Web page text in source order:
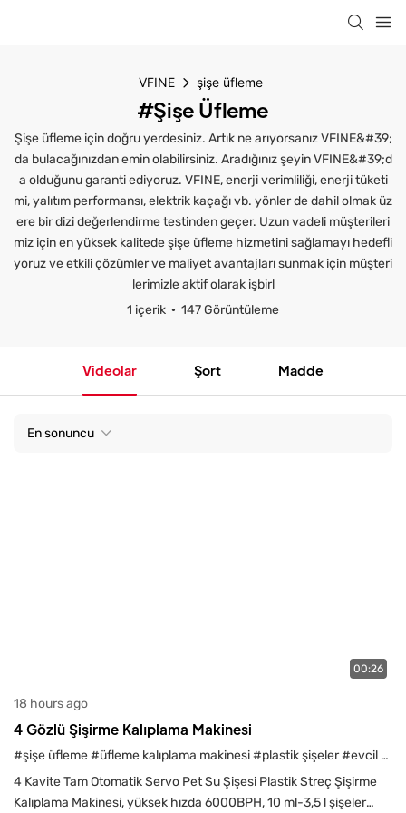
VFINE şişe üfleme
#şişe Üfleme
Şişe üfleme için doğru yerdesiniz. Artık ne arıyorsanız VFINE&#39;
da bulacağınızdan emin olabilirsiniz. Aradığınız şeyin VFINE&#39;d
a olduğunu garanti ediyoruz. VFINE, enerji verimliliği, enerji tüketi
mi, yalıtım performansı, elektrik kaçağı vb. yönler de dahil olmak üz
ere bir dizi değerlendirme testinden geçer. Uzun vadeli müşterileri
miz için en yüksek kalitede şişe üfleme hizmetini sağlamayı hedefli
yoruz ve etkili çözümler ve maliyet avantajları sunmak için müşteri
lerimizle aktif olarak işbirl
1 içerik
147 Görüntüleme
Videolar Şort Madde
En sonuncu
00:26
18 hours ago
4 Gözlü Şişirme Kalıplama Makinesi
#şişe üfleme#üfleme kalıplama makinesi#plastik şişeler#evcil hayvan su şişeleri
4 Kavite Tam Otomatik Servo Pet Su Şişesi Plastik Streç Şişirme
Kalıplama Makinesi, yüksek hızda 6000BPH, 10 ml-3,5 l şişeler